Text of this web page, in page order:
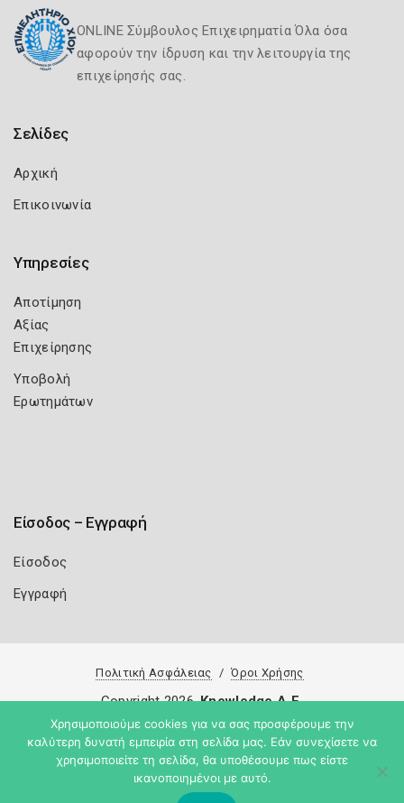
ONLINE Σύμβουλος Επιχειρηματία Όλα όσα
αφορούν την ίδρυση και την λειτουργία της
επιχείρησής σας.
Σελίδες
Αρχική
Επικοινωνία
Υπηρεσίες
Αποτίμηση
Αξίας
Επιχείρησης
Υποβολή
Ερωτημάτων
Είσοδος – Εγγραφή
Είσοδος
Εγγραφή
Πολιτική Ασφάλειας Όροι Χρήσης
Copyright 2026 Knowledge A.E.
Χρησιμοποιούμε cookies για να σας προσφέρουμε την
καλύτερη δυνατή εμπειρία στη σελίδα μας. Εάν συνεχίσετε να
χρησιμοποιείτε τη σελίδα, θα υποθέσουμε πως είστε
ικανοποιημένοι με αυτό.